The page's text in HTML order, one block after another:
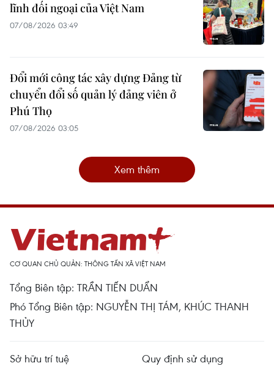
lĩnh đối ngoại của Việt Nam
07/08/2026 03:49
Đổi mới công tác xây dựng Đảng từ
chuyển đổi số quản lý đảng viên ở
Phú Thọ
07/08/2026 03:05
Xem thêm
CƠ QUAN CHỦ QUẢN: THÔNG TẤN XÃ VIỆT NAM
Tổng Biên tập: TRẦN TIẾN DUẨN
Phó Tổng Biên tập: NGUYỄN THỊ TÁM, KHÚC THANH
THỦY
Sở hữu trí tuệ
Quy định sử dụng